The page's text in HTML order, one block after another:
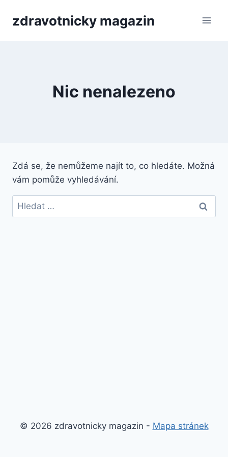
zdravotnicky magazin
Nic nenalezeno
Zdá se, že nemůžeme najít to, co hledáte. Možná
vám pomůže vyhledávání.
Vyhledávání
© 2026 zdravotnicky magazin - Mapa stránek